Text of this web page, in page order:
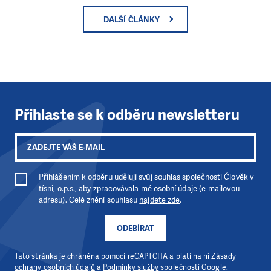
DALŠÍ ČLÁNKY
Přihlaste se k odběru newsletteru
ODEBÍRAT
Přihlášením k odběru uděluji svůj souhlas společnosti Člověk v
tísni, o.p.s., aby zpracovávala mé osobní údaje (e-mailovou
adresu). Celé znění souhlasu najdete zde.
Tato stránka je chráněna pomocí reCAPTCHA a platí na niZásady
ochrany osobních údajů a Podmínky službyspolečnosti Google.